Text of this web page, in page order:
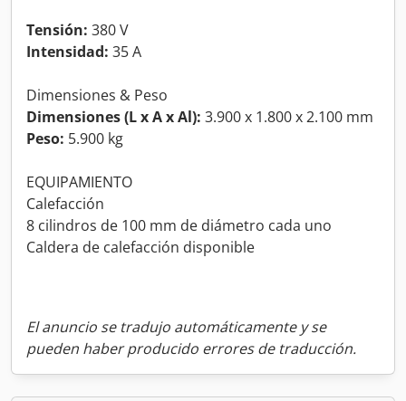
Tensión: 380 V
Intensidad: 35 A
Dimensiones & Peso
Dimensiones (L x A x Al): 3.900 x 1.800 x 2.100 mm
Peso: 5.900 kg
EQUIPAMIENTO
Calefacción
8 cilindros de 100 mm de diámetro cada uno
Caldera de calefacción disponible
El anuncio se tradujo automáticamente y se
pueden haber producido errores de traducción.